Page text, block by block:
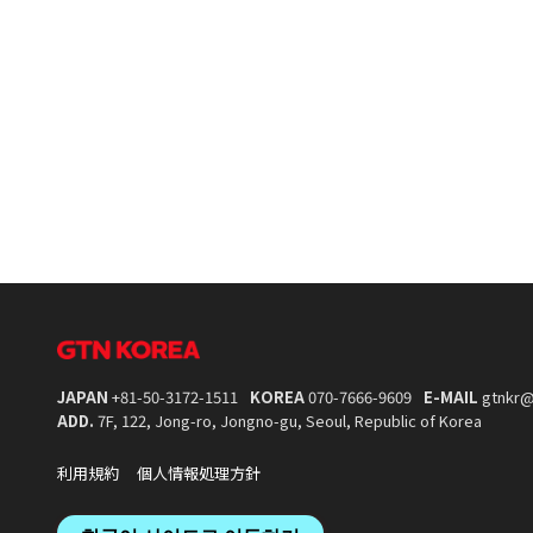
JAPAN +81-50-3172-1511 KOREA070-7666-9609 E-MAIL
ADD. 7F, 122, Jong-ro, Jongno-gu, Seoul, Republic of Korea
利用規約 個人情報処理方針